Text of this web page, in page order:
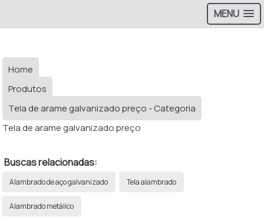
MENU
Home
Produtos
Tela de arame galvanizado preço - Categoria
Tela de arame galvanizado preço
Buscas relacionadas:
Alambrado de aço galvanizado Tela alambrado
Alambrado metálico